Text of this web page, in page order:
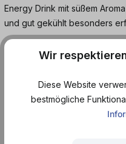
Energy Drink mit süßem
und gut gekühlt besonders
Ideal für lange Tage,
Jetzt Silberpfeil Classic
Wir
Diese Website
bestmögliche